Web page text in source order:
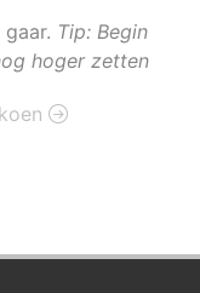
Tip: Begin
hoger zetten